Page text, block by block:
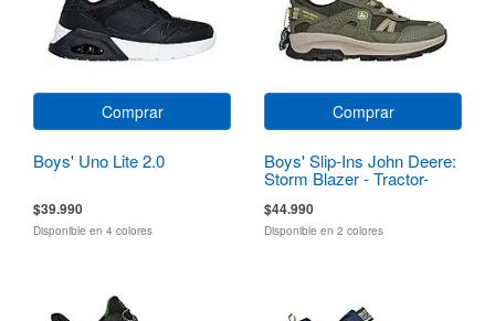
Comprar
Boys' Uno Lite 2.0
$39.990
Disponible en 4 colores
Comprar
Boys' Slip-Ins John Deere:
Storm Blazer - Tractor-
$44.990
Disponible en 2 colores